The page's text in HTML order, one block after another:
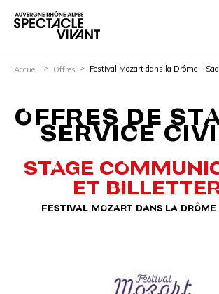
Accueil Offres Festival Mozart dans la Drôme –
OFFRES DE
SERVICE
STAGE
ET
FESTIVAL MOZART DANS LA DRÔME